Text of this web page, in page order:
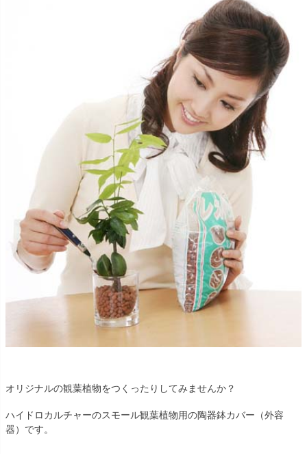
オリジナルの観葉植物をつくったりしてみませんか？
ハイドロカルチャーのスモール観葉植物用の陶器鉢カバー（外容
器）です。